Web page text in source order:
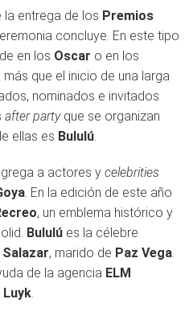
la entrega de los Premios
concluye. En este tipo
en los Oscar o en los
más que el inicio de una larga
nominados e invitados
after partyque se organizan
ellas es Bululú.
a actores y celebrities
. En la edición de este año
, un emblema histórico y
Bululú es la célebre
, marido de Paz Vega.
de la agencia ELM
.